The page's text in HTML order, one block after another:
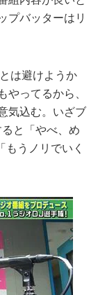
プバッターはリ
は避けようか
ってるから、
気込む。いざブ
と「やべ、め
うノリでいく